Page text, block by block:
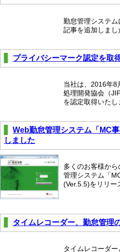
勤怠管理システ
記事を追加しまし
プライバシーマーク認定を取
当社は、2016年8
処理開発協会（
を認定取得いたし
Web勤怠管理システム「MC
しました
多くのお客様か
管理システム「
(Ver.5.5)をリリー
タイムレコーダー、勤怠管理
タイムレコーダ